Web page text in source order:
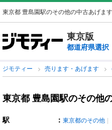
東京都 豊島園駅のその他の中古あげま
東京版
都道府県選択
ジモティー 売ります・あげます
東京都 豊島園駅のその他
駅 ： 東京都のその他